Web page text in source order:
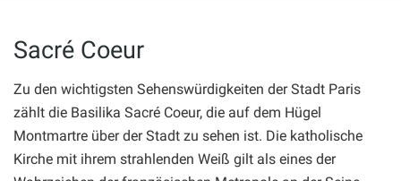
Sacré Coeur
Zu den wichtigsten Sehenswürdigkeiten der Stadt Paris
zählt die Basilika Sacré Coeur, die auf dem Hügel
Montmartre über der Stadt zu sehen ist. Die katholische
Kirche mit ihrem strahlenden Weiß gilt als eines der